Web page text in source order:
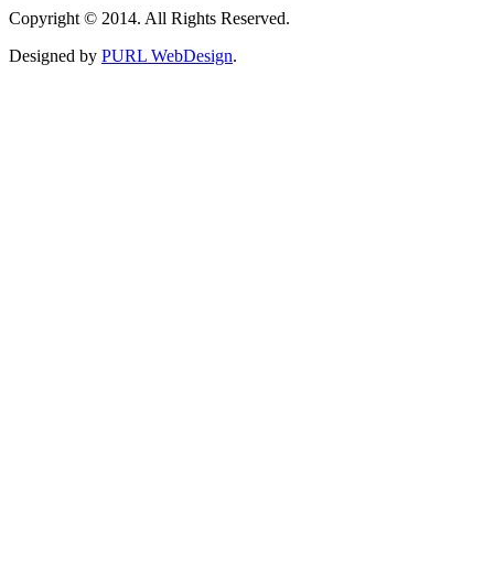
Copyright © 2014. All Rights Reserved.
Designed by PURL WebDesign.